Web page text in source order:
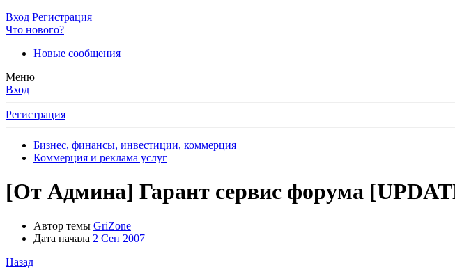
Вход Регистрация
Что нового?
Новые сообщения
Меню
Вход
Регистрация
Бизнес, финансы, инвестиции, коммерция
Коммерция и реклама услуг
[От Админа] Гарант сервис форума
Автор темы GriZone
Дата начала 2 Сен 2007
Назад